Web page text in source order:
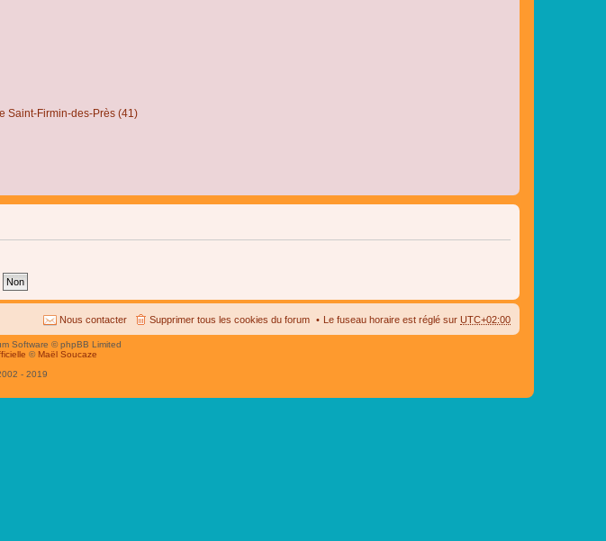
Saint-Firmin-des-Près (41)
Le fuseau horaire est réglé sur UTC+02:00
Supprimer tous les cookies du forum
Nous contacter
Software © phpBB Limited
© Maël Soucaze
- 2019